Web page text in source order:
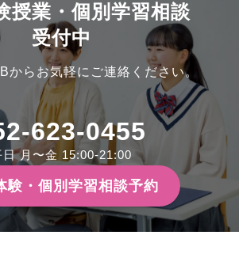
授業・個別学習相談
受付中
からお気軽にご連絡ください。
623-0455
日 月〜金 15:00-21:00
験・個別学習相談予約